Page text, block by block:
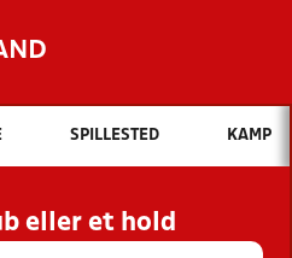
Hvad vil du søge efter?
INDHOLD OG NYHEDER
KLUBBER OG
SPILLESTED KAMP
eller et hold